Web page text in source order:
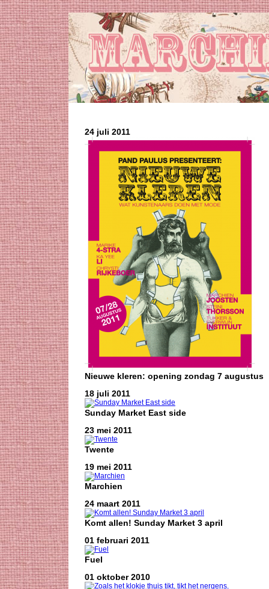
24 juli 2011
Nieuwe kleren: opening zondag 7 augustus
18 juli 2011
Sunday Market East side
23 mei 2011
Twente
19 mei 2011
Marchien
24 maart 2011
Komt allen! Sunday Market 3 april
01 februari 2011
Fuel
01 oktober 2010